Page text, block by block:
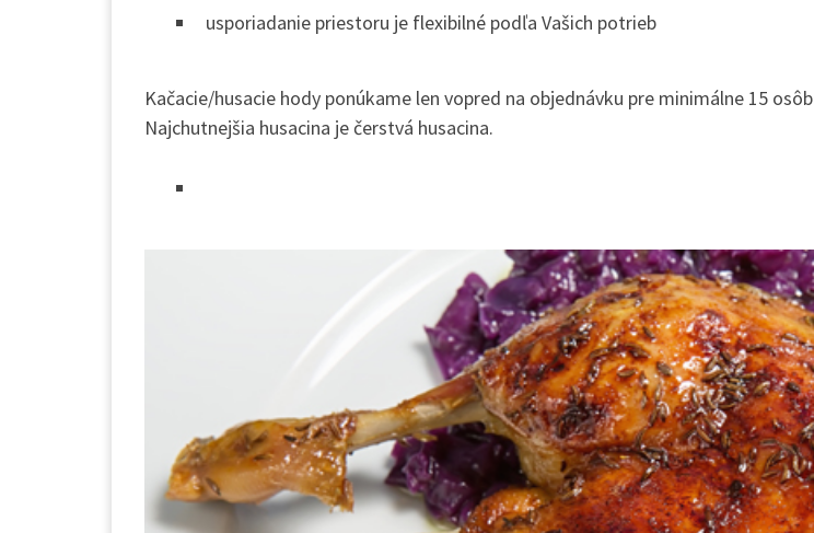
usporiadanie priestoru je flexibilné podľa Vašich potrieb
Kačacie/husacie hody ponúkame len vopred na objednávku pre minimálne 15 osôb
Najchutnejšia husacina je čerstvá husacina.